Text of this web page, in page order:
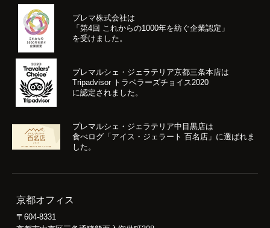
プレマ株式会社は
「第4回 これからの1000年を紡ぐ企業認定」
を受けました。
プレマルシェ・ジェラテリア京都三条本店は
Tripadvisor トラベラーズチョイス2020
に認定されました。
プレマルシェ・ジェラテリア中目黒店は
食べログ「アイス・ジェラート 百名店」に選ばれま
した。
京都オフィス
〒604-8331